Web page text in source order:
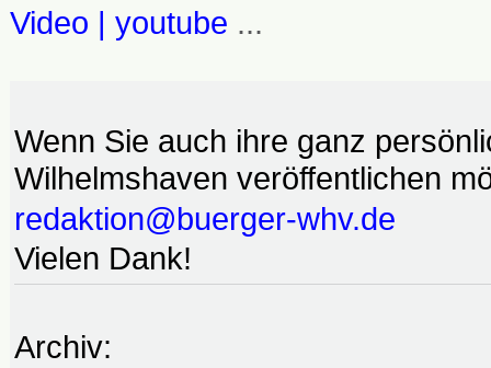
Video | youtube ...
Wenn Sie auch ihre ganz
Wilhelmshaven veröffentlichen
redaktion@buerger-whv.de
Vielen Dank!
Archiv: